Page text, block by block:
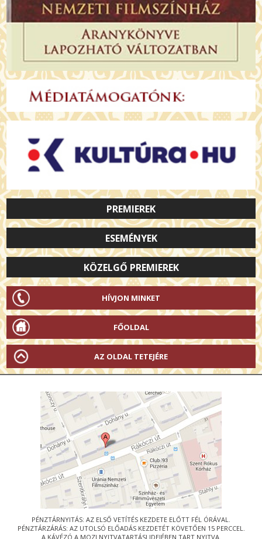
PREMIEREK
ESEMÉNYEK
KÖZELGŐ PREMIEREK
HÍVJON MINKET
FŐOLDAL
AZ OLDAL TETEJÉRE
PÉNZTÁRNYITÁS: AZ ELSŐ VETÍTÉS KEZDETE ELŐTT FÉL ÓRÁVAL.
PÉNZTÁRZÁRÁS: AZ UTOLSÓ ELŐADÁS KEZDETÉT KÖVETŐEN 15 PERCCEL.
A KÁVÉZÓ A MOZI NYITVATARTÁSI IDEJÉBEN TART NYITVA.